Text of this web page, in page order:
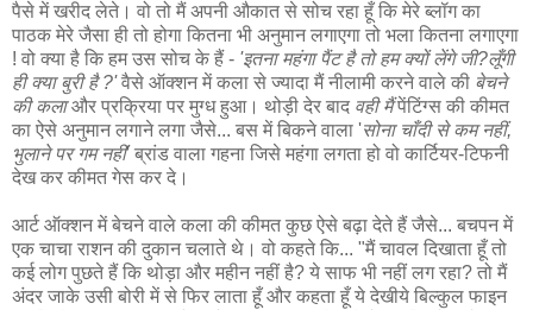
पैसे में खरीद लेते। वो तो मैं अपनी औकात से सोच रहा हूँ कि मेरे ब्लॉग का
पाठक मेरे जैसा ही तो होगा कितना भी अनुमान लगाएगा तो भला कितना लगाएगा
! वो क्या है कि हम उस सोच के हैं - 'इतना महंगा पैंट है तो हम क्यों लेंगे जी?लूँगी
ही क्या बुरी है ?'वैसे ऑक्शन में कला से ज्यादा मैं नीलामी करने वाले की बेचने
की कलाऔर प्रक्रिया पर मुग्ध हुआ। थोड़ी देर बाद वही मैंपेंटिंग्स की कीमत
का ऐसे अनुमान लगाने लगा जैसे... बस में बिकने वाला 'सोना चाँदी से कम नहीं,
भुलाने पर गम नहीं' ब्रांड वाला गहना जिसे महंगा लगता हो वो कार्टियर-टिफनी
देख कर कीमत गेस कर दे।
आर्ट ऑक्शन में बेचने वाले कला की कीमत कुछ ऐसे बढ़ा देते हैं जैसे... बचपन में
एक चाचा राशन की दुकान चलाते थे। वो कहते कि... "मैं चावल दिखाता हूँ तो
कई लोग पुछते हैं कि थोड़ा और महीन नहीं है? ये साफ भी नहीं लग रहा? तो मैं
अंदर जाके उसी बोरी में से फिर लाता हूँ और कहता हूँ ये देखीये बिल्कुल फाइन